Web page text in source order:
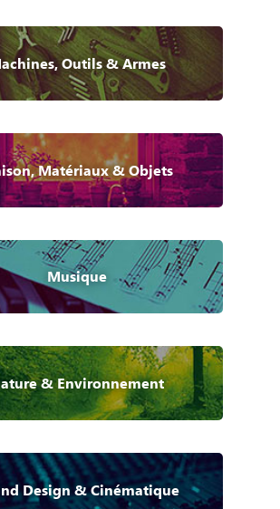
Outils & Armes
Matériaux & Objets
Musique
& Environnement
Design & Cinématique